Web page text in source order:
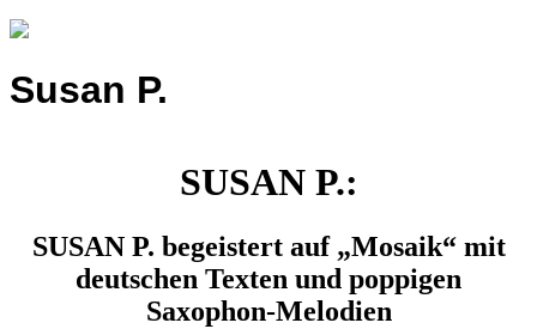
Susan P.
SUSAN P.:
SUSAN P. begeistert auf „Mosaik“ mit
deutschen Texten und poppigen
Saxophon-Melodien